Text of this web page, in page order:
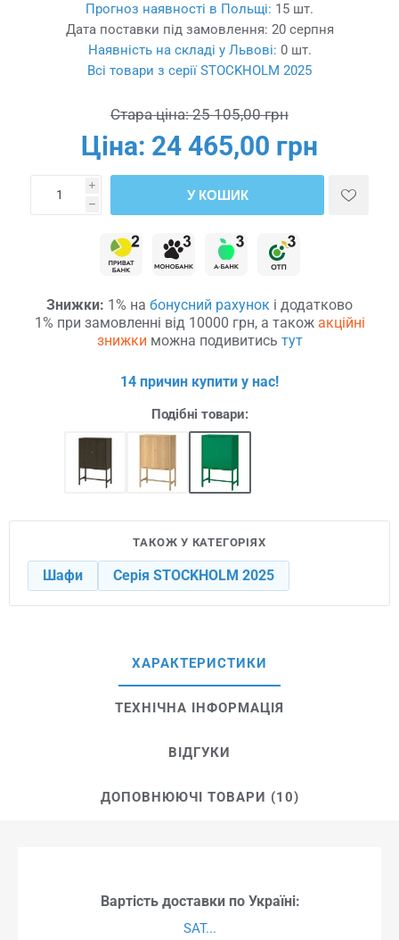
Прогноз наявності в Польщі: 15 шт.
Дата поставки під замовлення: 20 серпня
Наявність на складі у Львові: 0 шт.
Всі товари з серії STOCKHOLM 2025
Стара ціна: 25 105,00 грн
Ціна: 24 465,00 грн
i
h
У КОШИК
Знижки: 1% на бонусний рахунок і додатково
1% при замовленні від 10000 грн, а також акційні
знижки можна подивитись тут
14 причин купити у нас!
Подібні товари:
ТАКОЖ У КАТЕГОРІЯХ
Шафи Серія STOCKHOLM 2025
ХАРАКТЕРИСТИКИ
ТЕХНІЧНА ІНФОРМАЦІЯ
ВІДГУКИ
ДОПОВНЮЮЧІ ТОВАРИ (10)
Вартість доставки по Україні:
SAT...